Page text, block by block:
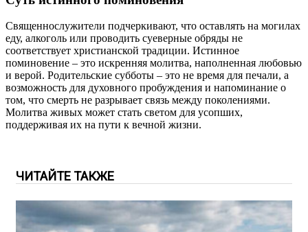
Священнослужители подчеркивают, что оставлять на могилах
еду, алкоголь или проводить суеверные обряды не
соответствует христианской традиции. Истинное
поминовение – это искренняя молитва, наполненная любовью
и верой. Родительские субботы – это не время для печали, а
возможность для духовного пробуждения и напоминание о
том, что смерть не разрывает связь между поколениями.
Молитва живых может стать светом для усопших,
поддерживая их на пути к вечной жизни.
ЧИТАЙТЕ ТАКЖЕ